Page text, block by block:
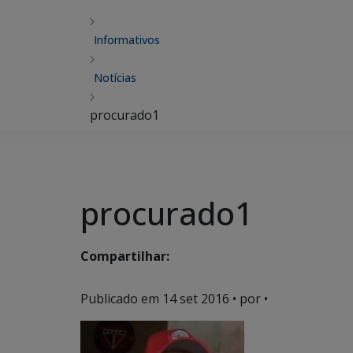
Informativos
Notícias
procurado1
procurado1
Compartilhar:
Publicado em 14 set 2016 • por •